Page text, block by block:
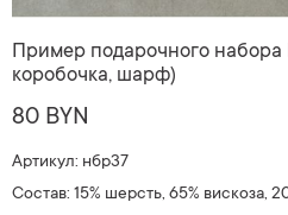
Пример подарочного
коробочка, шарф)
80 BYN
Артикул: нбр37
Состав: 15% шерсть, 65% вискоза,